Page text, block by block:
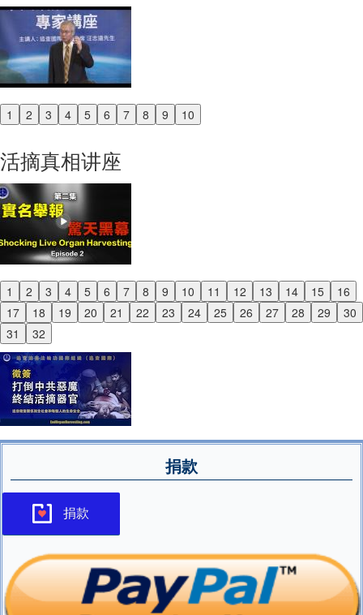
1 2 3 4 5 6 7 8 9 10
Previous
活摘真相讲座
1 2 3 4 5 6 7 8 9 10 11 12 13 14 15
16
17
18 19 20 21 22 23 24 25 26 27 28 29
30
31
32
Previous
Next
捐款
捐款